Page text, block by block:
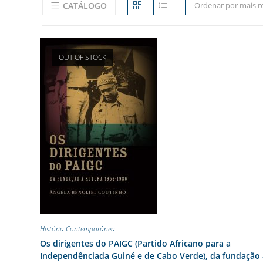
CATÁLOGO Ordenar por mais
OUT OF STOCK
História Contemporânea
Os dirigentes do PAIGC (Partido Africano para a
Independênciada Guiné e de Cabo Verde), da fundação